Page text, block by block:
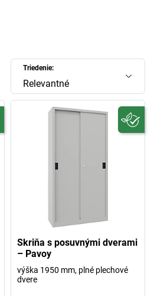
Triedenie:
Relevantné
Skriňa s posuvnými dverami
– Pavoy
výška 1950 mm, plné plechové
dvere